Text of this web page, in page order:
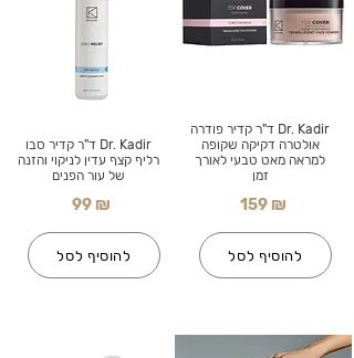
Dr. Kadir ד"ר קדיר סבו
רליף קצף עדין לניקוי והזנה
של עור הפנים
99 ₪
להוסיף לסל
Dr. Kadir ד"ר קדיר פודרה
אולטרה דקיקה שקופה
למראה מאט טבעי לאורך
זמן
159 ₪
להוסיף לסל